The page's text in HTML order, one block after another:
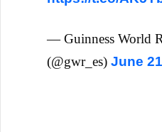
— Guinness World
(@gwr_es) June